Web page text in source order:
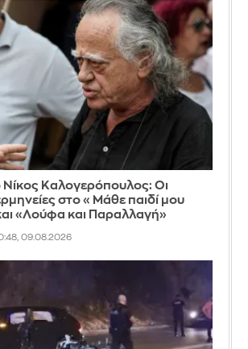
Νίκος Καλογερόπουλος: Οι
στο «Μάθε παιδί μου
«Λούφα και Παραλλαγή»
09.08.2026